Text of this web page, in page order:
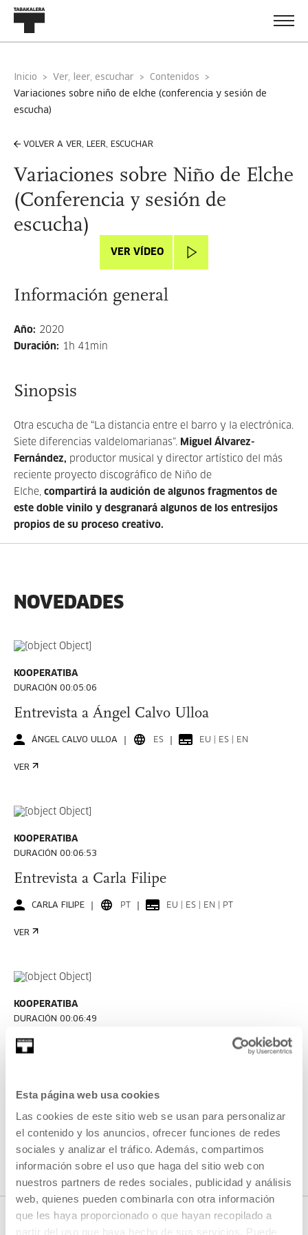
Esta página web usa cookies
Las cookies de este sitio web se usan para personalizar
el contenido y los anuncios, ofrecer funciones de redes
sociales y analizar el tráfico. Además, compartimos
información sobre el uso que haga del sitio web con
nuestros partners de redes sociales, publicidad y análisis
web, quienes pueden combinarla con otra información
que les haya proporcionado o que hayan recopilado a
partir del uso que haya hecho de sus servicios. Puede
Inicio Ver, leer, escuchar
Contenidos
variaciones sobre niño de elche (conferencia y sesión de
escucha)
VOLVER A VER, LEER, ESCUCHAR
Variaciones sobre Niño de Elche
(Conferencia y sesión de
escucha)
VER VÍDEO
Información general
Año: 2020
Duración: 1h 41min
Sinopsis
Otra escucha de “La distancia entre el barro y la electrónica.
Siete diferencias valdelomarianas”. Miguel Álvarez-
Fernández, productor musical y director artístico del más
reciente proyecto discográfico de Niño de
Elche, compartirá la audición de algunos fragmentos de
este doble vinilo y desgranará algunos de los entresijos
propios de su proceso creativo.
NOVEDADES
KOOPERATIBA
DURACIÓN 00:05:06
Entrevista a Ángel Calvo Ulloa
ÁNGEL CALVO ULLOA ES EU | ES | EN
VER
KOOPERATIBA
DURACIÓN 00:06:53
Entrevista a Carla Filipe
CARLA FILIPE PT EU | ES | EN | PT
VER
KOOPERATIBA
DURACIÓN 00:06:49
Entrevista a Taxio Ardanaz
VER
VER TODO EL CONTENIDO